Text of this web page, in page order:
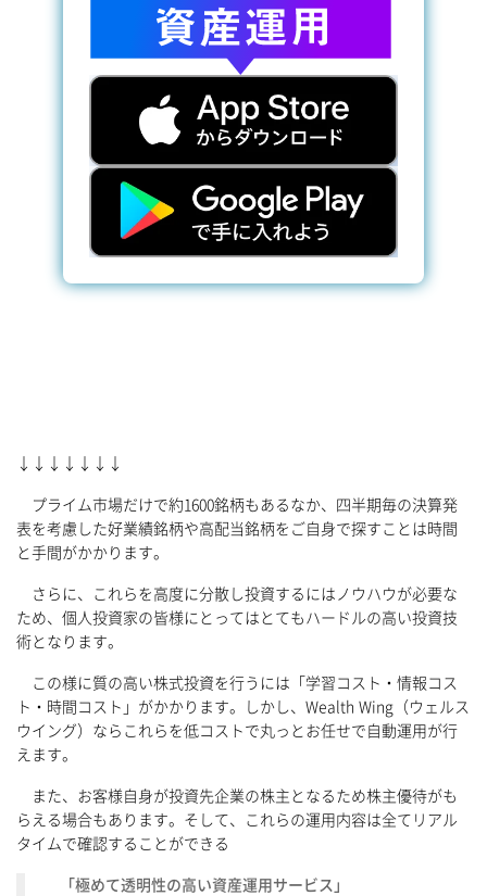
↓↓↓↓↓↓↓
プライム市場だけで約1600銘柄もあるなか、四半期毎の決算発
表を考慮した好業績銘柄や高配当銘柄をご自身で探すことは時間
と手間がかかります。
さらに、これらを高度に分散し投資するにはノウハウが必要な
ため、個人投資家の皆様にとってはとてもハードルの高い投資技
術となります。
この様に質の高い株式投資を行うには「学習コスト・情報コス
ト・時間コスト」がかかります。しかし、Wealth Wing（ウェルス
ウイング）ならこれらを低コストで丸っとお任せで自動運用が行
えます。
また、お客様自身が投資先企業の株主となるため株主優待がも
らえる場合もあります。そして、これらの運用内容は全てリアル
タイムで確認することができる
「極めて透明性の高い資産運用サービス」